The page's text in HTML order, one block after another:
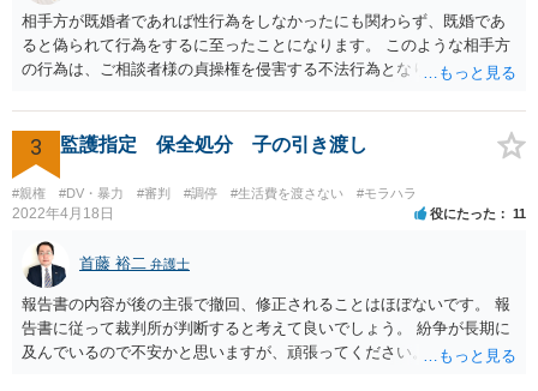
相手方が既婚者であれば性行為をしなかったにも関わらず、既婚であ
ると偽られて行為をするに至ったことになります。 このような相手方
の行為は、ご相談者様の貞操権を侵害する不法行為となりますので、
ませんが、上記は性行為があったことを前提としています） 弁護士に
依頼されると、相手方の住民票を取得することができます。 請求する
慰謝料の額含め、一度弁護士にご相談されると良いと思います。
3 監護指定 保全処分 子の引き渡し
#親権 #DV・暴力 #審判 #調停 #生活費を渡さない #モラハラ
2022年4月18日 役にたった 11
首藤 裕二 弁護士
報告書の内容が後の主張で撤回、修正されることはほぼないです。 報
告書に従って裁判所が判断すると考えて良いでしょう。 紛争が長期に
及んでいるので不安かと思いますが、頑張ってください。